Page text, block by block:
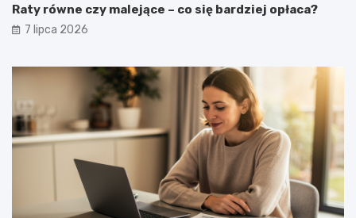
Raty równe czy malejące – co się bardziej opłaca?
7 lipca 2026